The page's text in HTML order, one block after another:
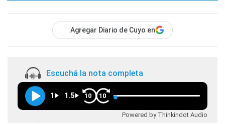
Agregar Diario de Cuyo en
Escuchá la nota completa
1 1.5 10 10
Powered by Thinkindot Audio